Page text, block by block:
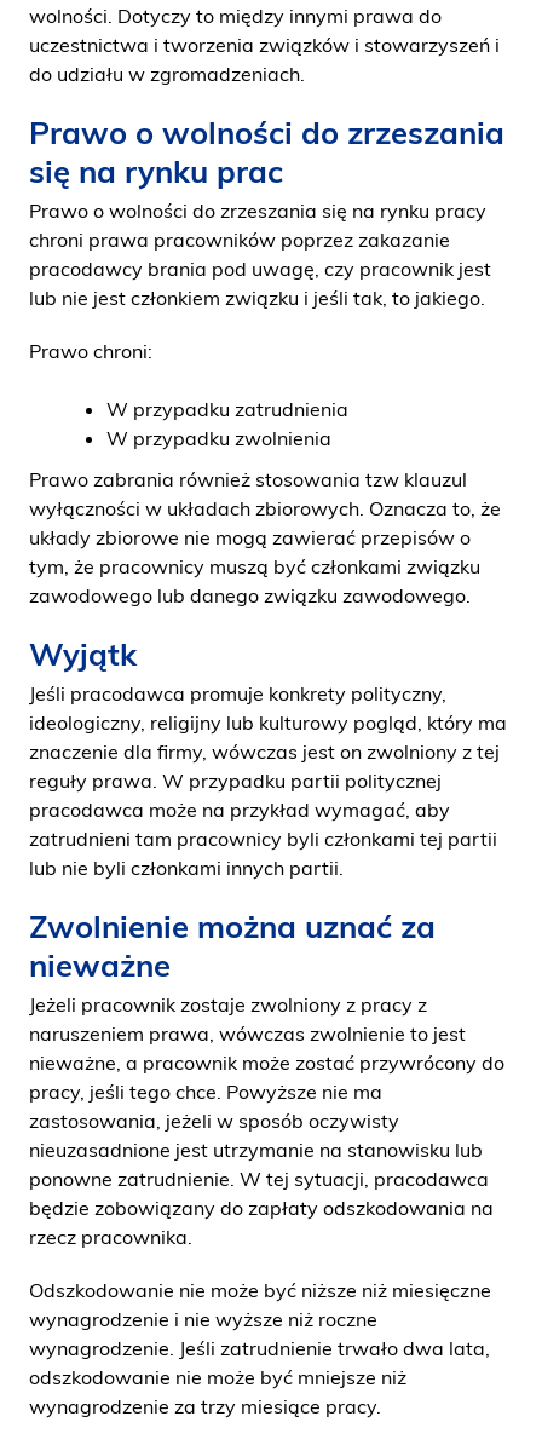
wolności. Dotyczy to między innymi prawa do
uczestnictwa i tworzenia związków i stowarzyszeń i
do udziału w zgromadzeniach.
Prawo o wolności do zrzeszania
się na rynku prac
Prawo o wolności do zrzeszania się na rynku pracy
chroni prawa pracowników poprzez zakazanie
pracodawcy brania pod uwagę, czy pracownik jest
lub nie jest członkiem związku i jeśli tak, to jakiego.
Prawo chroni:
W przypadku zatrudnienia
W przypadku zwolnienia
Prawo zabrania również stosowania tzw klauzul
wyłączności w układach zbiorowych. Oznacza to, że
układy zbiorowe nie mogą zawierać przepisów o
tym, że pracownicy muszą być członkami związku
zawodowego lub danego związku zawodowego.
Wyjątk
Jeśli pracodawca promuje konkrety polityczny,
ideologiczny, religijny lub kulturowy pogląd, który ma
znaczenie dla firmy, wówczas jest on zwolniony z tej
reguły prawa. W przypadku partii politycznej
pracodawca może na przykład wymagać, aby
zatrudnieni tam pracownicy byli członkami tej partii
lub nie byli członkami innych partii.
Zwolnienie można uznać za
nieważne
Jeżeli pracownik zostaje zwolniony z pracy z
naruszeniem prawa, wówczas zwolnienie to jest
nieważne, a pracownik może zostać przywrócony do
pracy, jeśli tego chce. Powyższe nie ma
zastosowania, jeżeli w sposób oczywisty
nieuzasadnione jest utrzymanie na stanowisku lub
ponowne zatrudnienie. W tej sytuacji, pracodawca
będzie zobowiązany do zapłaty odszkodowania na
rzecz pracownika.
Odszkodowanie nie może być niższe niż miesięczne
wynagrodzenie i nie wyższe niż roczne
wynagrodzenie. Jeśli zatrudnienie trwało dwa lata,
odszkodowanie nie może być mniejsze niż
wynagrodzenie za trzy miesiące pracy.